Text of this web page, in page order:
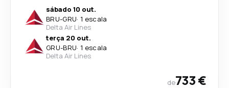
sábado 10 out.
BRU-GRU· 1 escala
Delta Air Lines
terça 20 out.
GRU-BRU· 1 escala
Delta Air Lines
de733 €